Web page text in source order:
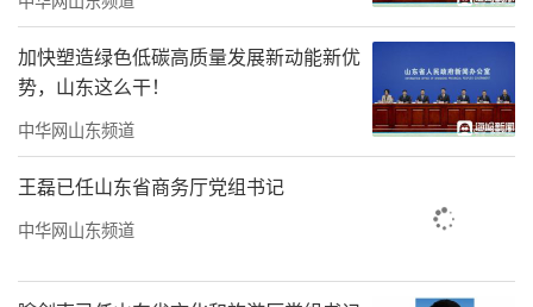
山东工程职业技术大学副校长韩业文致辞
韩业文致辞，他强调了中华优秀传统文化
对于当代大学生成长成才的重要性，指出中华
优秀传统文化是中华民族得以血脉延续的纽带
和精神力量。高校是人才培养的主阵地，学校
一直致力于推动中华优秀传统文化进校园，积
极开展大学生感兴趣的传统文化活动，如传统
加快塑造绿色低碳高质量发展新动能新优
势，山东这么干！
中华网山东频道
王磊已任山东省商务厅党组书记
中华网山东频道